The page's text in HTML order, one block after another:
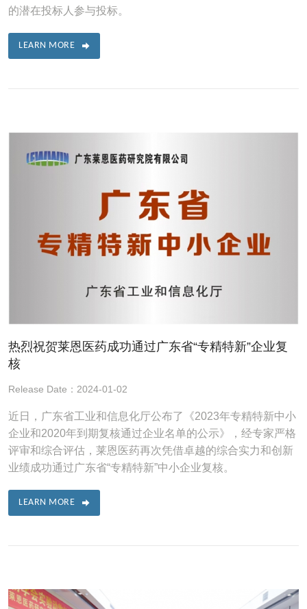
的潜在投标人参与投标。
LEARN MORE
热烈祝贺莱恩医药成功通过广东省“专精特新”企业复
核
Release Date：2024-01-02
近日，广东省工业和信息化厅公布了《2023年专精特新中小
企业和2020年到期复核通过企业名单的公示》，经专家严格
评审和综合评估，莱恩医药再次凭借卓越的综合实力和创新
业绩成功通过广东省“专精特新”中小企业复核。
LEARN MORE